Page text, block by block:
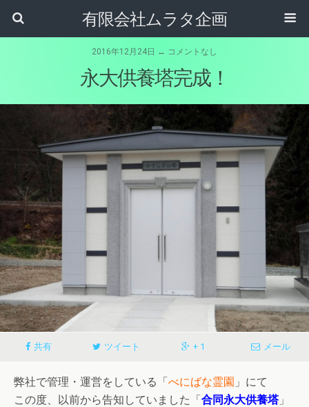
有限会社ムラタ企画
2016年12月24日 ↔ コメントなし
永大供養塔完成！
共有 ツイート + 1 メール
弊社で管理・運営をしている「べにばな霊園 」にて
この度、以前から告知していました「合同永大供養塔」